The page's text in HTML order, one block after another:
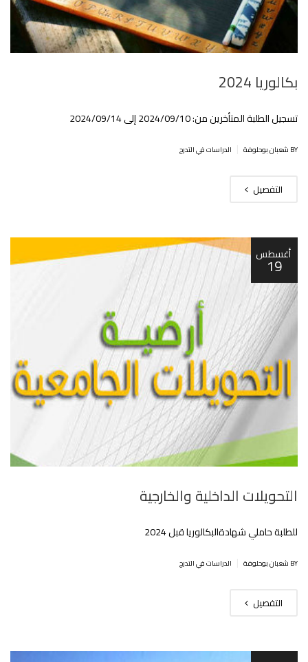
بكالوريا 2024
تسجيل الطلبة المتأخرين من: 2024/09/10 إلى 2024/09/14
BY شعبان بوحلوفة الدراسات في التدرج
التفصيل
أغسطس
19
التحويلات الداخلية والخارجية
للطلبة حاملي شهادةالبكالوريا قبل 2024
BY شعبان بوحلوفة الدراسات في التدرج
التفصيل